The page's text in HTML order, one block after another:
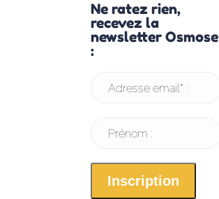
Ne ratez rien,
recevez la
newsletter Osmose
:
Adresse email* :
Prénom :